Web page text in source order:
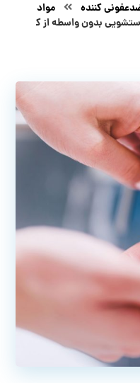
کننده
مواد
بدون واسطه از ک